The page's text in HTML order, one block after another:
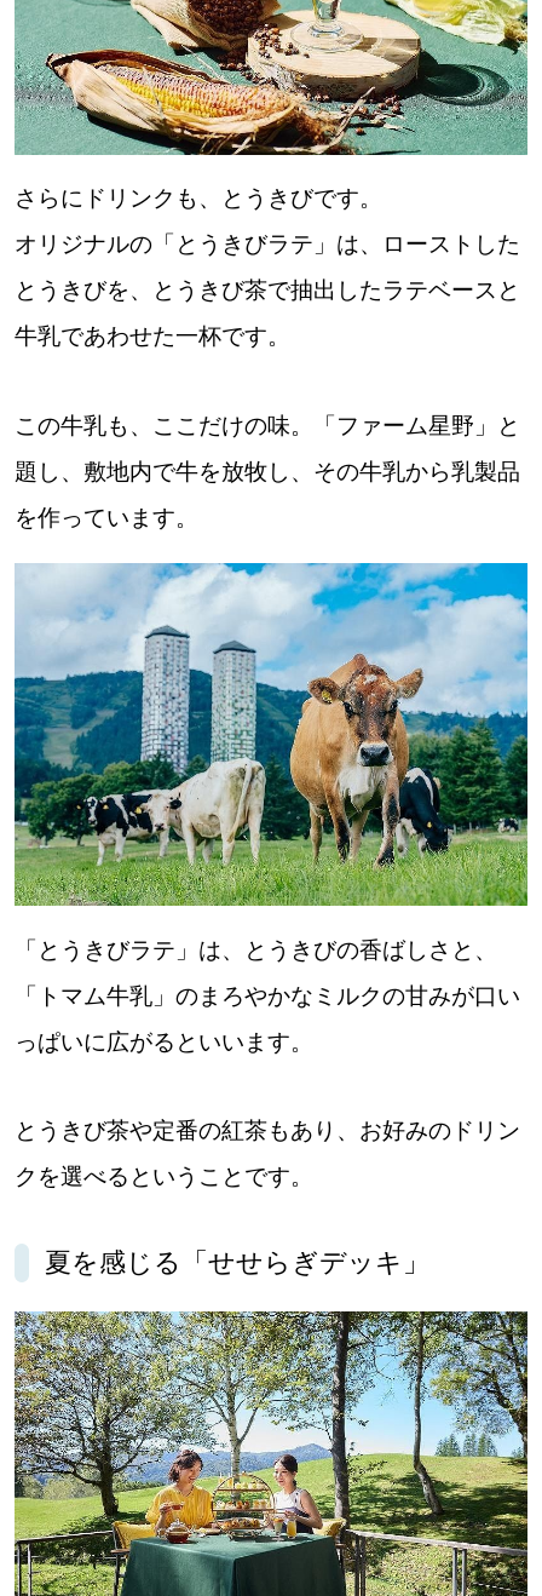
さらにドリンクも、とうきびです。
オリジナルの「とうきびラテ」は、ローストした
とうきびを、とうきび茶で抽出したラテベースと
牛乳であわせた一杯です。
この牛乳も、ここだけの味。「ファーム星野」と
題し、敷地内で牛を放牧し、その牛乳から乳製品
を作っています。
「とうきびラテ」は、とうきびの香ばしさと、
「トマム牛乳」のまろやかなミルクの甘みが口い
っぱいに広がるといいます。
とうきび茶や定番の紅茶もあり、お好みのドリン
クを選べるということです。
夏を感じる「せせらぎデッキ」